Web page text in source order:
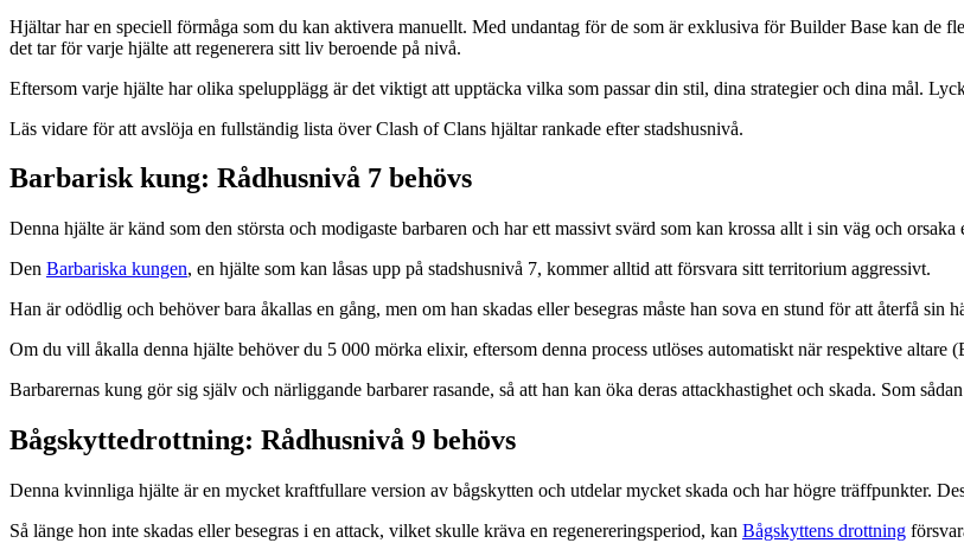
Hjältar har en speciell förmåga som du kan aktivera manuellt. Med undantag för de som är exklusiva för Builder Base kan de
det tar för varje hjälte att regenerera sitt liv beroende på nivå.
Eftersom varje hjälte har olika spelupplägg är det viktigt att upptäcka vilka som passar din stil, dina strategier och dina mål.
Läs vidare för att avslöja en fullständig lista över Clash of Clans hjältar rankade efter stadshusnivå.
Barbarisk kung: Rådhusnivå 7 behövs
Denna hjälte är känd som den största och modigaste barbaren och har ett massivt svärd som kan krossa allt i sin väg och orsaka
Den Barbariska kungen, en hjälte som kan låsas upp på stadshusnivå 7, kommer alltid att försvara sitt territorium aggressivt.
Han är odödlig och behöver bara åkallas en gång, men om han skadas eller besegras måste han sova en stund för att återfå sin
Om du vill åkalla denna hjälte behöver du 5 000 mörka elixir, eftersom denna process utlöses automatiskt när respektive altare
Barbarernas kung gör sig själv och närliggande barbarer rasande, så att han kan öka deras attackhastighet och skada. Som
Bågskyttedrottning: Rådhusnivå 9 behövs
Denna kvinnliga hjälte är en mycket kraftfullare version av bågskytten och utdelar mycket skada och har högre träffpunkter.
Så länge hon inte skadas eller besegras i en attack, vilket skulle kräva en regenereringsperiod, kan Bågskyttens drottning